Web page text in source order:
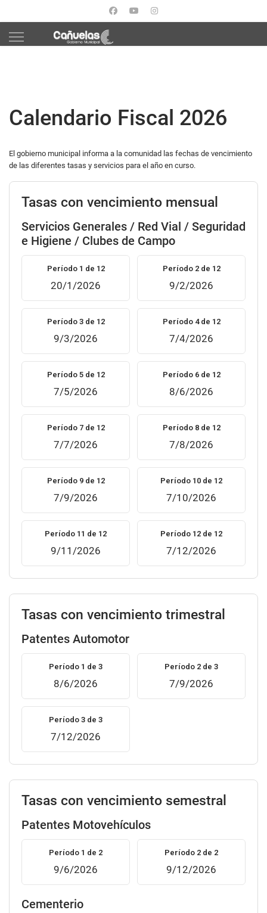
Calendario Fiscal 2026
El gobierno municipal informa a la comunidad las fechas de vencimiento
de las diferentes tasas y servicios para el año en curso.
Tasas con vencimiento mensual
Servicios Generales / Red Vial / Seguridad
e Higiene / Clubes de Campo
Período 1 de 12
20/1/2026
Período 2 de 12
9/2/2026
Período 3 de 12
9/3/2026
Período 4 de 12
7/4/2026
Período 5 de 12
7/5/2026
Período 6 de 12
8/6/2026
Período 7 de 12
7/7/2026
Período 8 de 12
7/8/2026
Período 9 de 12
7/9/2026
Período 10 de 12
7/10/2026
Período 11 de 12
9/11/2026
Período 12 de 12
7/12/2026
Tasas con vencimiento trimestral
Patentes Automotor
Período 1 de 3
8/6/2026
Período 2 de 3
7/9/2026
Período 3 de 3
7/12/2026
Tasas con vencimiento semestral
Patentes Motovehículos
Período 1 de 2
9/6/2026
Período 2 de 2
9/12/2026
Cementerio